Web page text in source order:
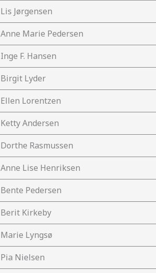
Lis Jørgensen
Anne Marie Pedersen
Inge F. Hansen
Birgit Lyder
Ellen Lorentzen
Ketty Andersen
Dorthe Rasmussen
Anne Lise Henriksen
Bente Pedersen
Berit Kirkeby
Marie Lyngsø
Pia Nielsen